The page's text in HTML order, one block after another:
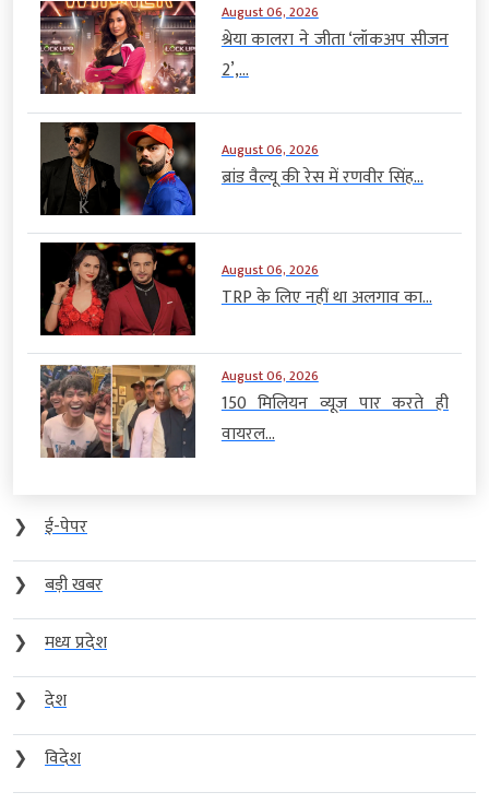
August 06, 2026
श्रेया कालरा ने जीता ‘लॉकअप सीजन
2’,...
August 06, 2026
ब्रांड वैल्यू की रेस में रणवीर सिंह...
August 06, 2026
TRP के लिए नहीं था अलगाव का...
August 06, 2026
150 मिलियन व्यूज पार करते ही
वायरल...
❯
ई-पेपर
❯
बड़ी खबर
❯
मध्य प्रदेश
❯
देश
❯
विदेश